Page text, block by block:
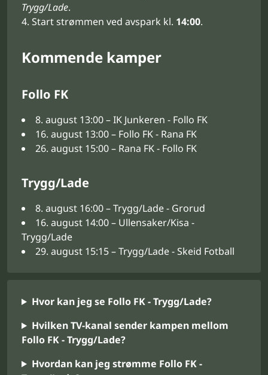
Trygg/Lade.
Start strømmen ved avspark kl. 14:00.
Kommende kamper
Follo FK
8. august 13:00 – IK Junkeren - Follo FK
16. august 13:00 – Follo FK - Rana FK
26. august 15:00 – Rana FK - Follo FK
Trygg/Lade
8. august 16:00 – Trygg/Lade - Grorud
16. august 14:00 – Ullensaker/Kisa -
Trygg/Lade
29. august 15:15 – Trygg/Lade - Skeid Fotball
Hvor kan jeg se Follo FK - Trygg/Lade?
Hvilken TV-kanal sender kampen mellom
Follo FK - Trygg/Lade?
Hvordan kan jeg strømme Follo FK -